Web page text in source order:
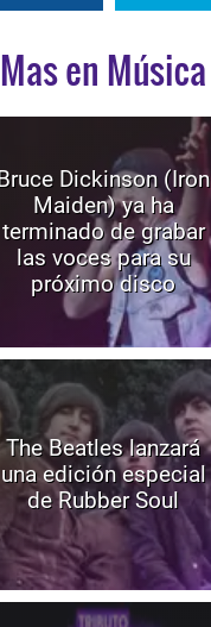
Mas en Música
Dickinson (Iron
Maiden) ya ha
terminado de grabar
las voces para su
próximo disco
The Beatles lanzará
una edición especial
de Rubber Soul